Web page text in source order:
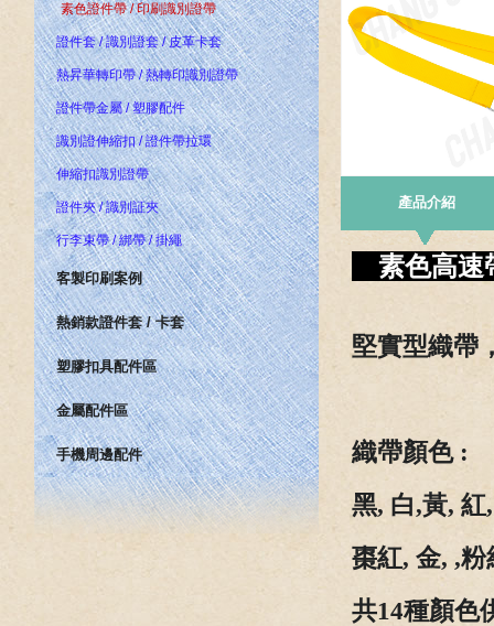
素色證件帶 / 印刷識別證帶
證件套 / 識別證套 / 皮革卡套
熱昇華轉印帶 / 熱轉印識別證帶
證件帶金屬 / 塑膠配件
識別證伸縮扣 / 證件帶拉環
伸縮扣識別證帶
證件夾 / 識別証夾
行李束帶 / 綁帶 / 掛繩
客製印刷案例
熱銷款證件套 / 卡套
塑膠扣具配件區
金屬配件區
手機周邊配件
產品介紹
素色高
堅實型織帶
織帶顏色 :
黑, 白,黃,
棗紅, 金, ,
共14種顏色